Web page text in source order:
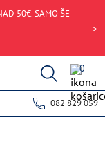
50€. SAMO ŠE
0
082 829 059